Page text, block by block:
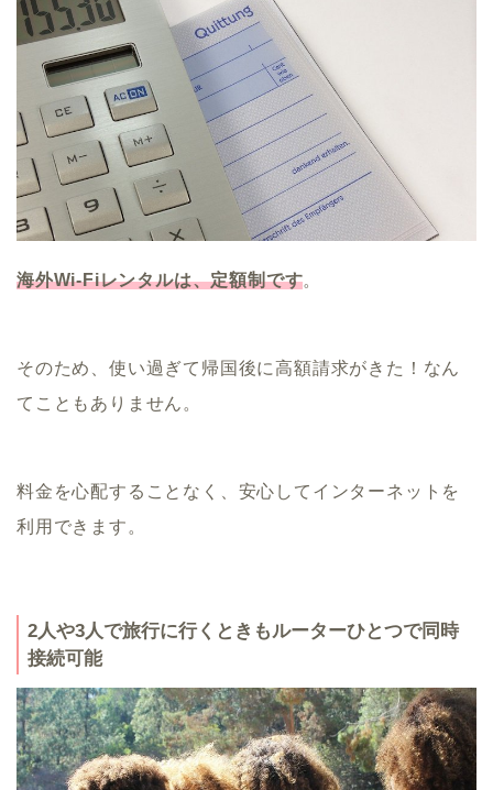
海外Wi-Fiレンタルは、定額制です。
そのため、使い過ぎて帰国後に高額請求がきた！なん
てこともありません。
料金を心配することなく、安心してインターネットを
利用できます。
2人や3人で旅行に行くときもルーターひとつで同時
接続可能